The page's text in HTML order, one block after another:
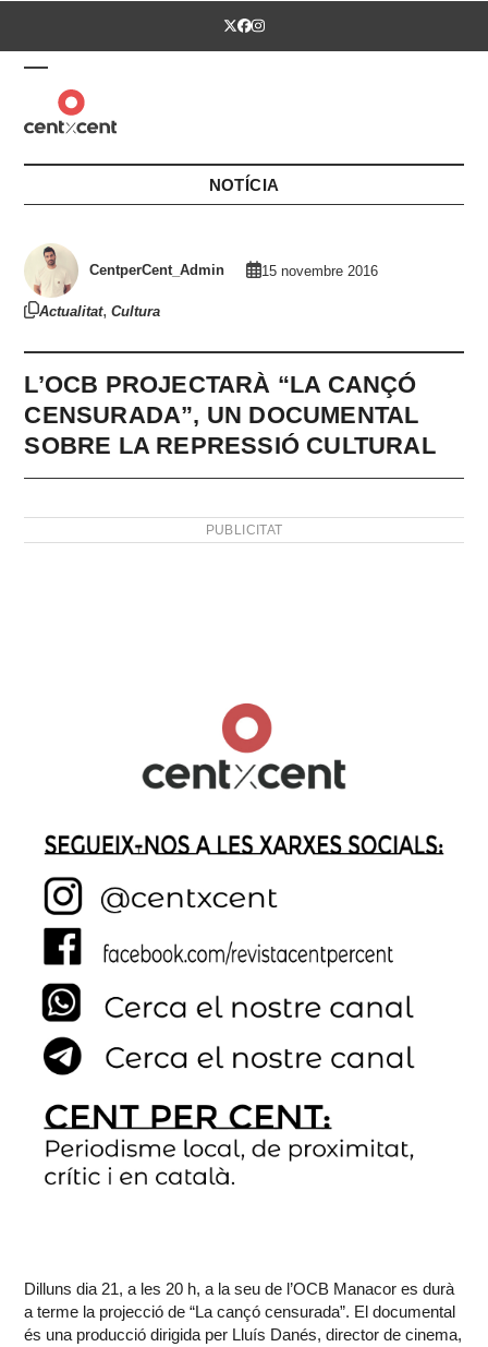
Twitter
Facebook
Instagram
Open
mobile
menu
Close
mobile
menu
NOTÍCIA
CentperCent_Admin 15 novembre 2016
Actualitat,Cultura
L’OCB PROJECTARÀ “LA CANÇÓ
CENSURADA”, UN DOCUMENTAL
SOBRE LA REPRESSIÓ CULTURAL
PUBLICITAT
Dilluns dia 21, a les 20 h, a la seu de l’OCB Manacor es durà
a terme la projecció de “La cançó censurada”. El documental
és una producció dirigida per Lluís Danés, director de cinema,